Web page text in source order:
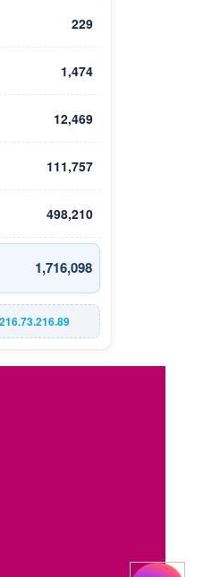
229
1,474
12,469
111,757
498,210
1,716,098
216.73.216.89